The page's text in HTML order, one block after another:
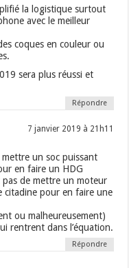
la logistique surtout
avec le meilleur
coques en couleur ou
sera plus réussi et
Répondre
7 janvier 2019 à 21h11
un soc puissant
en faire un HDG
de mettre un moteur
citadine pour en faire une
ou malheureusement)
rentrent dans l’équation.
Répondre